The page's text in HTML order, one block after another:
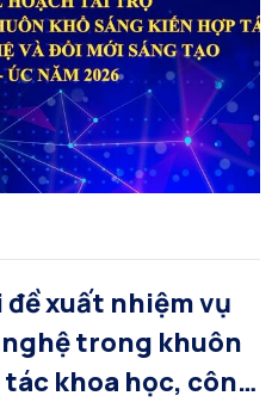
xuất nhiệm vụ
nghệ trong khuôn
khoa học, công